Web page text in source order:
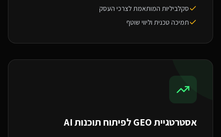
סקלביליות המותאמת לצרכי העסק
תמיכה טכנית וליווי שוטף
אסטרטגיית GEO ל פיתוח תוכנות AI